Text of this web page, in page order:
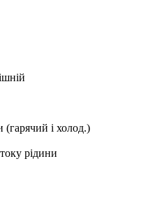
(гарячий і холод.)
рідини